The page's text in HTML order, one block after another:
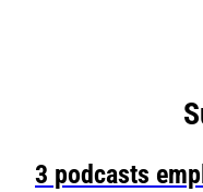
3 podcasts